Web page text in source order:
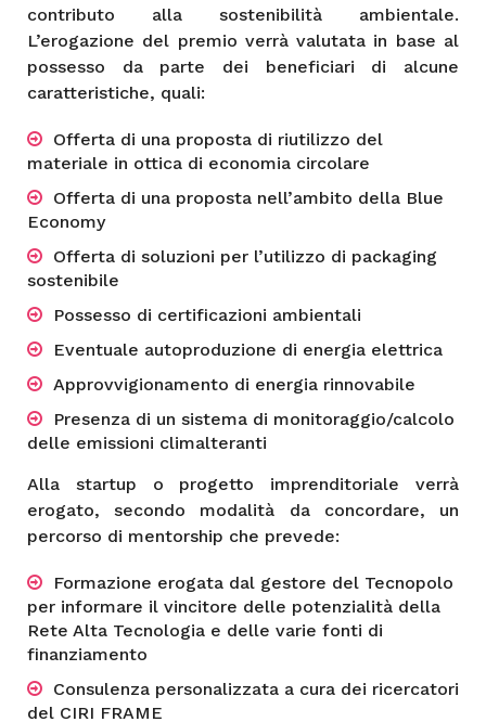
contributo alla sostenibilità ambientale.
L’erogazione del premio verrà valutata in base al
possesso da parte dei beneficiari di alcune
caratteristiche, quali:
Offerta di una proposta di riutilizzo del
materiale in ottica di economia circolare
Offerta di una proposta nell’ambito della Blue
Economy
Offerta di soluzioni per l’utilizzo di packaging
sostenibile
Possesso di certificazioni ambientali
Eventuale autoproduzione di energia elettrica
Approvvigionamento di energia rinnovabile
Presenza di un sistema di monitoraggio/calcolo
delle emissioni climalteranti
Alla startup o progetto imprenditoriale verrà
erogato, secondo modalità da concordare, un
percorso di mentorship che prevede:
Formazione erogata dal gestore del Tecnopolo
per informare il vincitore delle potenzialità della
Rete Alta Tecnologia e delle varie fonti di
finanziamento
Consulenza personalizzata a cura dei ricercatori
del CIRI FRAME